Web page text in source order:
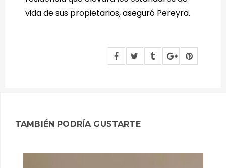
vida de sus propietarios, aseguró Pereyra.
TAMBIÉN PODRÍA GUSTARTE